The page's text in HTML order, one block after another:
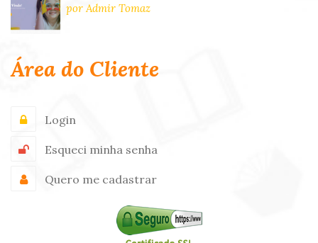
por Admir Tomaz
Área do Cliente
Login
Esqueci minha senha
Quero me cadastrar